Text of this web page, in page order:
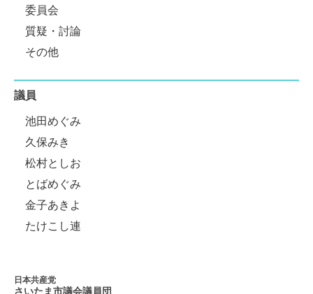
委員会
質疑・討論
その他
議員
池田めぐみ
久保みき
松村としお
とばめぐみ
金子あきよ
たけこし連
日本共産党
さいたま市議会議員団